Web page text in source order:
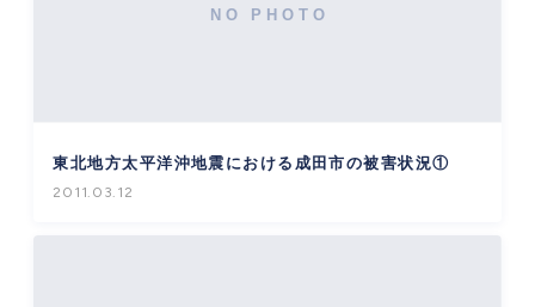
東北地方太平洋沖地震における成田市の被害状況①
2011.03.12